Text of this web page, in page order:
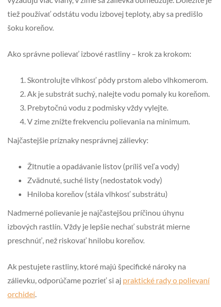
tiež používať odstátu vodu izbovej teploty, aby sa predišlo
šoku koreňov.
Ako správne polievať izbové rastliny – krok za krokom:
Skontrolujte vlhkosť pôdy prstom alebo vlhkomerom.
Ak je substrát suchý, nalejte vodu pomaly ku koreňom.
Prebytočnú vodu z podmisky vždy vylejte.
V zime znížte frekvenciu polievania na minimum.
Najčastejšie príznaky nesprávnej zálievky:
Žltnutie a opadávanie listov (príliš veľa vody)
Zvädnuté, suché listy (nedostatok vody)
Hniloba koreňov (stála vlhkosť substrátu)
Nadmerné polievanie je najčastejšou príčinou úhynu
izbových rastlín. Vždy je lepšie nechať substrát mierne
preschnúť, než riskovať hnilobu koreňov.
Ak pestujete rastliny, ktoré majú špecifické nároky na
zálievku, odporúčame pozrieť si aj praktické rady o polievaní
orchideí.